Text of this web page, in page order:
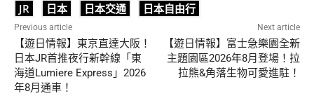
JR 日本 日本交通 日本自由行
Previous article
【遊日情報】東京直達大阪！
日本JR首推夜行新幹線「東
海道Lumiere Express」2026
年8月通車！
Next article
【遊日情報】富士急樂園全新
主題園區2026年8月登場！拉
拉熊&角落生物可愛進駐！